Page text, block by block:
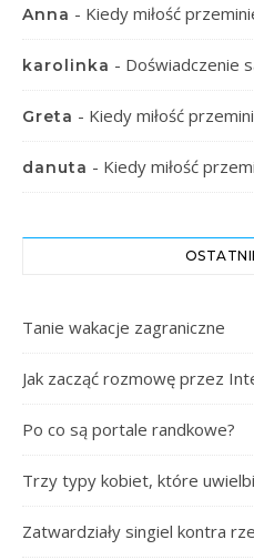
Anna - Kiedy miłość
karolinka - Doświadczenie
Greta - Kiedy miłość
danuta - Kiedy miłość
Tanie wakacje zagraniczne
Jak zacząć rozmowę przez
Po co są portale randkowe?
Trzy typy kobiet, które
Zatwardziały singiel kontra